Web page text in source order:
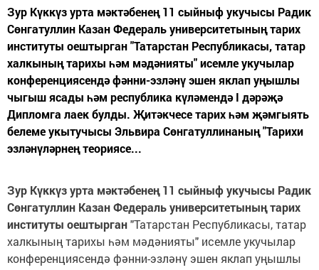
Зур Күккүз урта мәктәбенең 11 сыйныф укучысы Радик
Сөнгатуллин Казан Федераль университетының тарих
институты оештырган "Татарстан Республикасы, татар
халкының тарихы һәм мәдәнияты" исемле укучылар
конференциясендә фәнни-эзләнү эшен яклап уңышлы
чыгыш ясады һәм республика күләмендә I дәрәҗә
Дипломга лаек булды. Җитәкчесе тарих һәм җәмгыять
белеме укытучысы Эльвира Сөнгатуллинаның "Тарихи
эзләнүләрнең теориясе...
Зур Күккүз урта мәктәбенең 11 сыйныф укучысы Радик
Сөнгатуллин Казан Федераль университетыныңтарих
институты оештырган"Татарстан Республикасы, татар
халкының тарихы һәм мәдәнияты" исемле укучылар
конференциясендә фәнни-эзләнү эшен яклап уңышлы